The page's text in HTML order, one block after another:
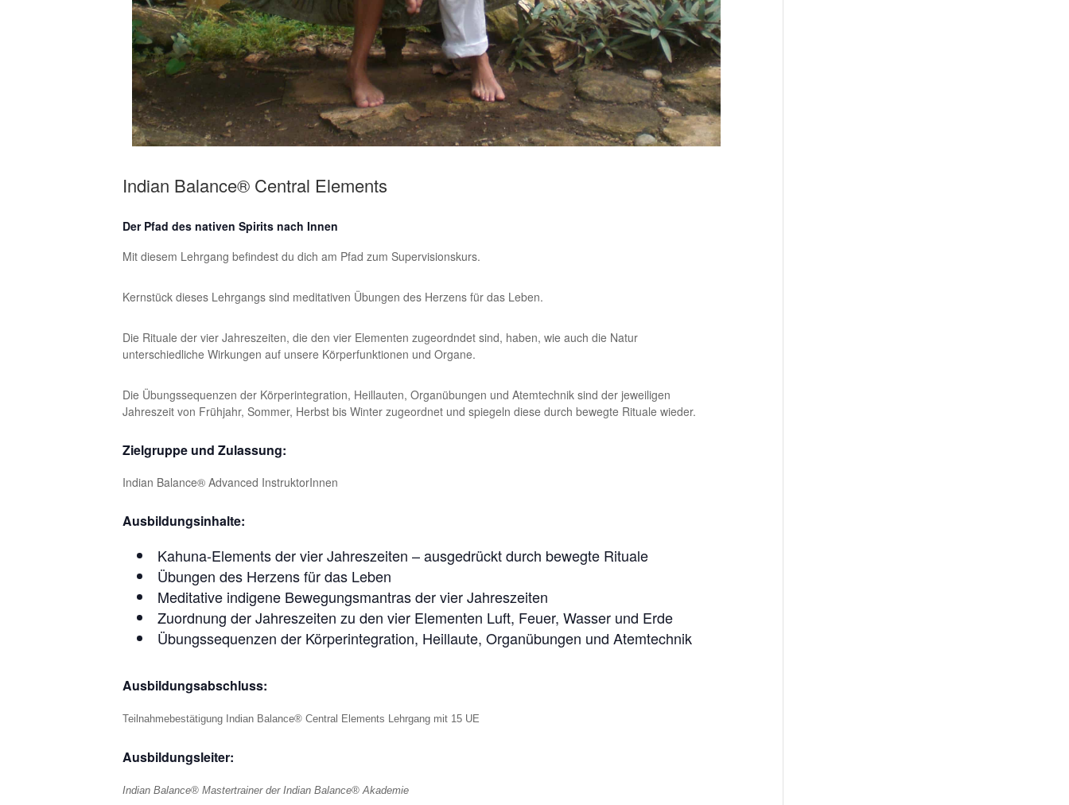
Indian Balance® Central Elements
Der Pfad des nativen Spirits nach Innen
Mit diesem Lehrgang befindest du dich am Pfad zum Supervisionskurs.
Kernstück dieses Lehrgangs sind meditativen Übungen des Herzens für das Leben.
Die Rituale der vier Jahreszeiten, die den vier Elementen zugeordndet sind, haben, wie auch die Natur
unterschiedliche Wirkungen auf unsere Körperfunktionen und Organe.
Die Übungssequenzen der Körperintegration, Heillauten, Organübungen und Atemtechnik sind der jeweiligen
Jahreszeit von Frühjahr, Sommer, Herbst bis Winter zugeordnet und spiegeln diese durch bewegte Rituale wieder.
Zielgruppe und Zulassung:
Indian Balance® Advanced InstruktorInnen
Ausbildungsinhalte:
Kahuna-Elements der vier Jahreszeiten – ausgedrückt durch bewegte Rituale
Übungen des Herzens für das Leben
Meditative indigene Bewegungsmantras der vier Jahreszeiten
Zuordnung der Jahreszeiten zu den vier Elementen Luft, Feuer, Wasser und Erde
Übungssequenzen der Körperintegration, Heillaute, Organübungen und Atemtechnik
Ausbildungsabschluss:
Teilnahmebestätigung Indian Balance® Central Elements Lehrgang mit 15 UE
Ausbildungsleiter:
Indian Balance® Mastertrainer der Indian Balance® Akademie